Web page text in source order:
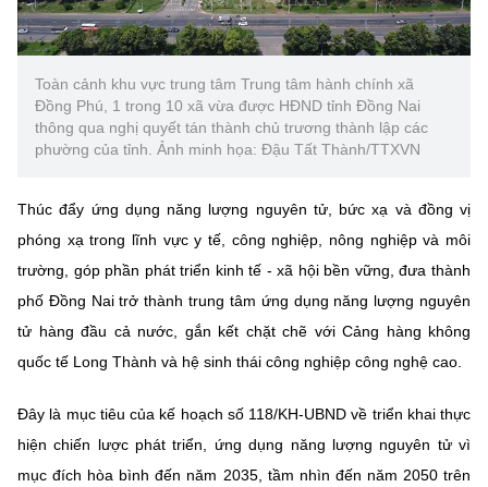
Năng lượng nguyên tử
Tin tổng hợp
Tin địa phương
Chuyển đổi số
Bưu chính, Viễn thông
Sở hữu trí tuệ
Năng lượng nguyên tử
Khác
Videos
Infographic
Ảnh
Voice
Nhiệm vụ trọng tâm
Chọn ngôn ngữ
Vietnamese English
BỘ KHOA HỌC VÀ CÔNG NGHỆ
MINISTRY OF SCIENCE AND TECHNOLOGY
Toàn cảnh khu vực trung tâm Trung tâm hành chính xã
Đồng Phú, 1 trong 10 xã vừa được HĐND tỉnh Đồng Nai
thông qua nghị quyết tán thành chủ trương thành lập các
phường của tỉnh. Ảnh minh họa: Đậu Tất Thành/TTXVN
Thúc đẩy ứng dụng năng lượng nguyên tử, bức xạ và đồng vị
phóng xạ trong lĩnh vực y tế, công nghiệp, nông nghiệp và môi
trường, góp phần phát triển kinh tế - xã hội bền vững, đưa thành
phố Đồng Nai trở thành trung tâm ứng dụng năng lượng nguyên
tử hàng đầu cả nước, gắn kết chặt chẽ với Cảng hàng không
quốc tế Long Thành và hệ sinh thái công nghiệp công nghệ cao.
Đây là mục tiêu của kế hoạch số 118/KH-UBND về triển khai thực
hiện chiến lược phát triển, ứng dụng năng lượng nguyên tử vì
mục đích hòa bình đến năm 2035, tầm nhìn đến năm 2050 trên